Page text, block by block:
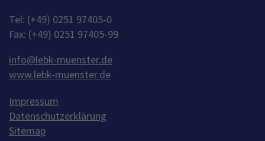
Tel: (+49) 0251 97405-0
Fax: (+49) 0251 97405-99
info@lebk-muenster.de
www.lebk-muenster.de
Impressum
Datenschutzerklärung
Sitemap
wbsite is doing. The data collected including
the number visitors, the source where they
anonymous form.